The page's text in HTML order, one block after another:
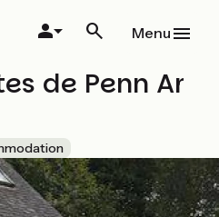
Menu
de Penn Ar